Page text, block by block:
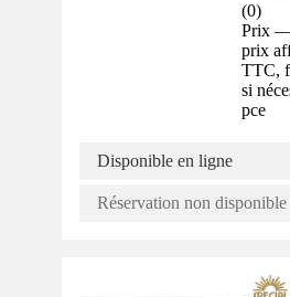
(0)
Prix —
prix
TTC,
si
pce
Disponible en ligne
Réservation non disponible